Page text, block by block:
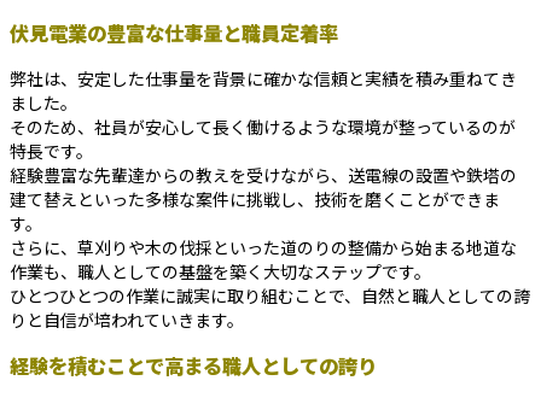
伏見電業の豊富な仕事量と職員定着率
弊社は、安定した仕事量を背景に確かな信頼と実績を積み重ねてき
ました。
そのため、社員が安心して長く働けるような環境が整っているのが
特長です。
経験豊富な先輩達からの教えを受けながら、送電線の設置や鉄塔の
建て替えといった多様な案件に挑戦し、技術を磨くことができま
す。
さらに、草刈りや木の伐採といった道のりの整備から始まる地道な
作業も、職人としての基盤を築く大切なステップです。
ひとつひとつの作業に誠実に取り組むことで、自然と職人としての誇
りと自信が培われていきます。
経験を積むことで高まる職人としての誇り